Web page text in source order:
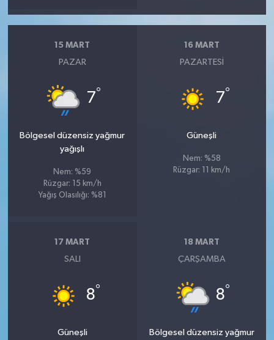
15 MART
PAZAR
7°
Bölgesel düzensiz yağmur
yağışlı
Nem: %59
Rüzgar: 15 km/h
Yağış Olasılığı: %81
16 MART
PAZARTESI
7°
Güneşli
Nem: %58
Rüzgar: 11 km/h
17 MART
SALI
8°
Güneşli
18 MART
ÇARŞAMBA
8°
Bölgesel düzensiz yağmur